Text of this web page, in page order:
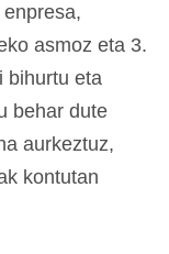
asmoz eta 3.
bihurtu eta
behar dute
aurkeztuz,
kontutan